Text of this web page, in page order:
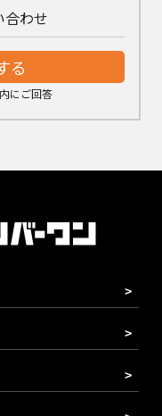
合わせ
る
にご回答